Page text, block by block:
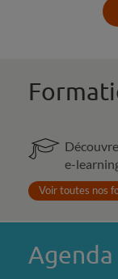
e-
Voir toutes nos
Agenda